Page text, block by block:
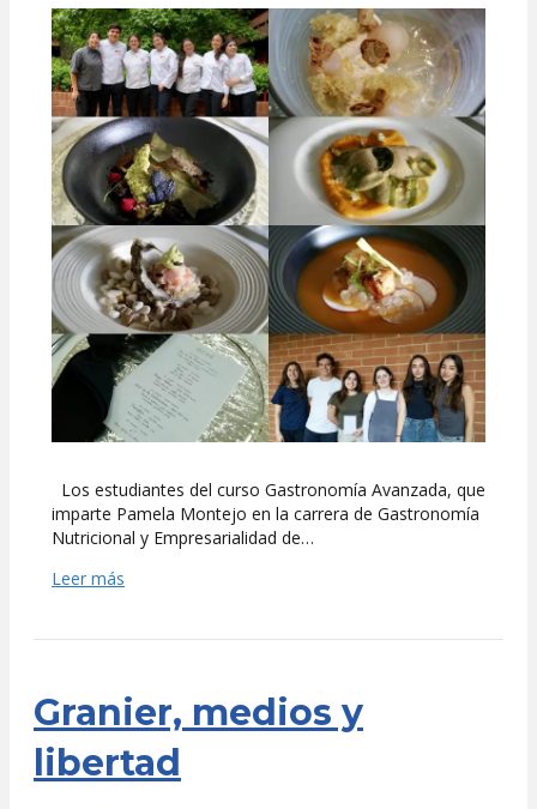
Mar
al
Cielo
en
la
UFM
Los estudiantes del curso Gastronomía Avanzada, que
imparte Pamela Montejo en la carrera de Gastronomía
Nutricional y Empresarialidad de…
Leer más
Granier, medios y
libertad